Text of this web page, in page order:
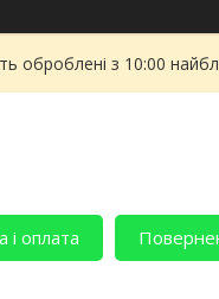
оброблені з 10:00
і оплата